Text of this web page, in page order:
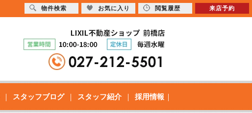
スタッフブログ スタッフ紹介 採用情報
物件検索 お気に入り 閲覧履歴 来店予約